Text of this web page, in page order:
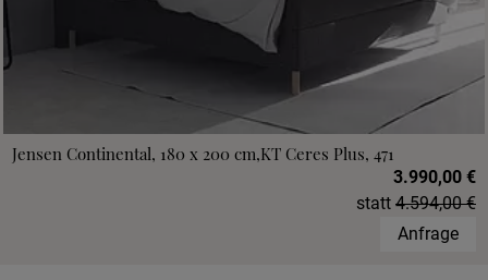
Jensen Continental, 180 x 200 cm,KT Ceres Plus, 471
3.990,00 €
statt 4.594,00 €
Anfrage